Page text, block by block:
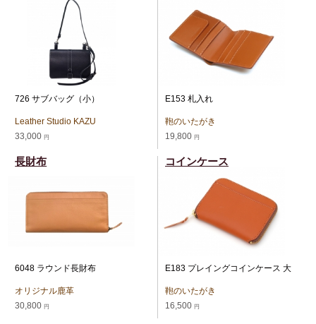
726 サブバッグ（小）
Leather Studio KAZU
33,000 円
E153 札入れ
鞄のいたがき
19,800 円
長財布
6048 ラウンド長財布
オリジナル鹿革
30,800 円
コインケース
E183 プレイングコインケース 大
鞄のいたがき
16,500 円